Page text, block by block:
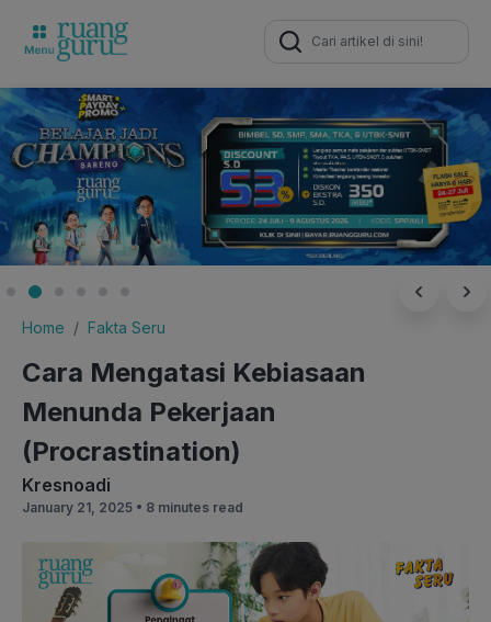
Search
for:
Home Fakta Seru
Cara Mengatasi Kebiasaan
Menunda Pekerjaan
(Procrastination)
Kresnoadi
January 21, 2025 • 8 minutes read